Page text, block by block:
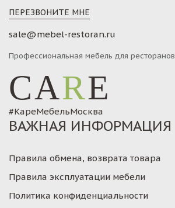
ПЕРЕЗВОНИТЕ МНЕ
sale@mebel-restoran.ru
Профессиональная мебель для ресторанов
CARE
#КареМебельМосква
ВАЖНАЯ ИНФОРМАЦИЯ
Правила обмена, возврата товара
Правила эксплуатации мебели
Политика конфиденциальности